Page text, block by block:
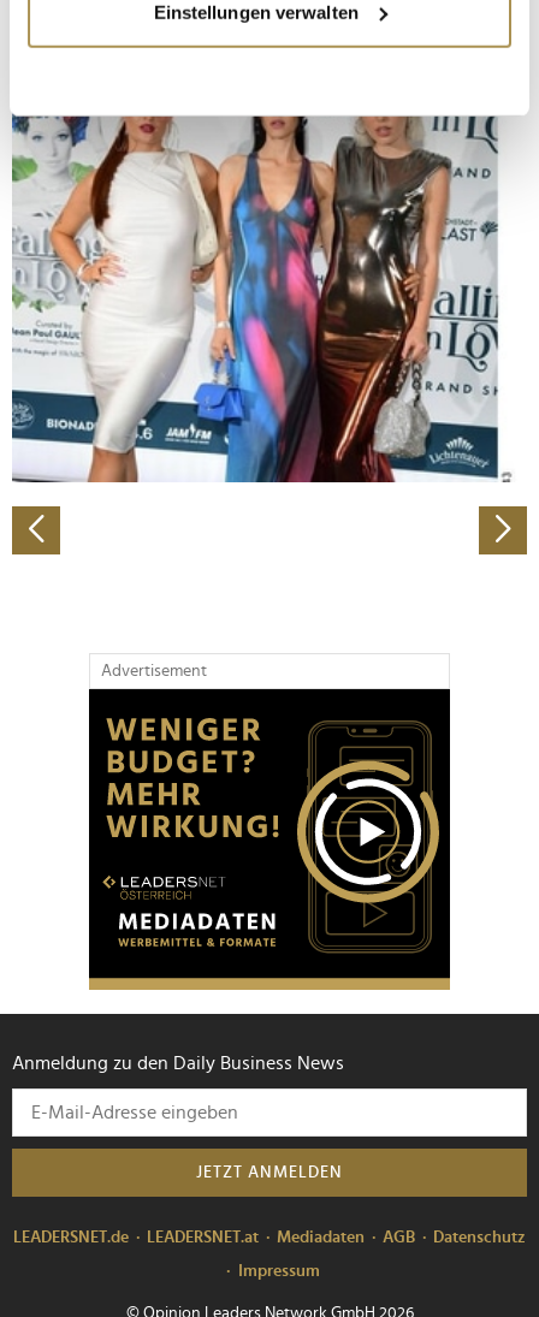
Informationen über Ihre geografische Lage
erfassen, welche bis auf einige Meter genau sein
bestimmten Merkmalen (Fingerprinting) identifizieren
Erfahren Sie mehr darüber, wie Ihre persönlichen Daten
verarbeitet werden, und legen Sie Ihre Präferenzen im
Abschnitt Einzelheitenfest.
Wir verwenden Cookies, um Inhalte und Anzeigen zu
personalisieren, Funktionen für soziale Medien anbieten
zu können und die Zugriffe auf unsere Website zu
analysieren. Außerdem geben wir Informationen zu Ihrer
Verwendung unserer Website an unsere Partner für
soziale Medien, Werbung und Analysen weiter. Unsere
Partner führen diese Informationen möglicherweise mit
haben oder die sie im Rahmen Ihrer Nutzung der Dienste
gesammelt haben.
Einstellungen verwalten
Advertisement
Anmeldung zu den Daily Business News
JETZT ANMELDEN
LEADERSNET.de LEADERSNET.at Mediadaten AGB
Datenschutz
Impressum